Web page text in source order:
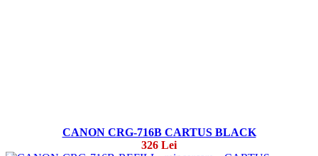
CANON CRG-716B CARTUS BLACK
326 Lei